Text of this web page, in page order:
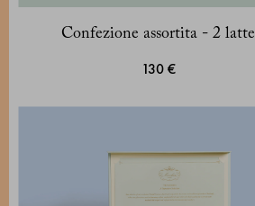
Confezione assortita - 2 latte
130 €